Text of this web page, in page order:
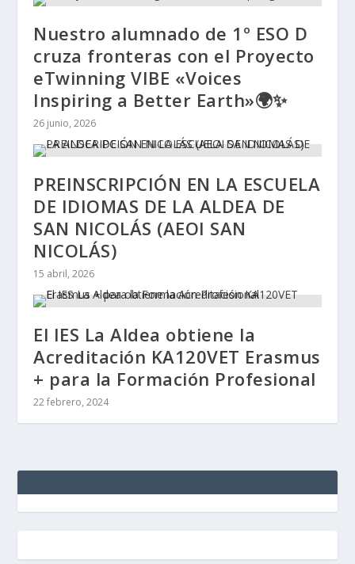
Nuestro alumnado de 1º ESO D
cruza fronteras con el Proyecto
eTwinning VIBE «Voices
Inspiring a Better Earth»🌍✨
26 junio, 2026
PREINSCRIPCIÓN EN LA ESCUELA
DE IDIOMAS DE LA ALDEA DE
SAN NICOLÁS (AEOI SAN
NICOLÁS)
15 abril, 2026
El IES La Aldea obtiene la
Acreditación KA120VET Erasmus
+ para la Formación Profesional
22 febrero, 2024